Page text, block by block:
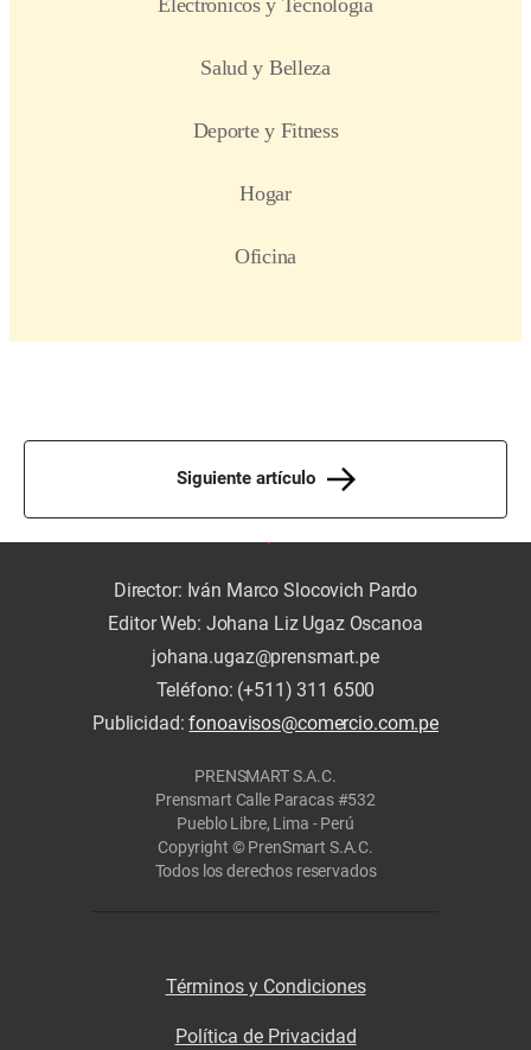
Siguiente artículo
Director: Iván Marco Slocovich Pardo
Editor Web: Johana Liz Ugaz Oscanoa
johana.ugaz@prensmart.pe
Teléfono: (+511) 311 6500
Publicidad:fonoavisos@comercio.com.pe
PRENSMART S.A.C.
Prensmart Calle Paracas #532
Pueblo Libre, Lima - Perú
Copyright © PrenSmart S.A.C.
Todos los derechos reservados
Términos y Condiciones
Política de Privacidad